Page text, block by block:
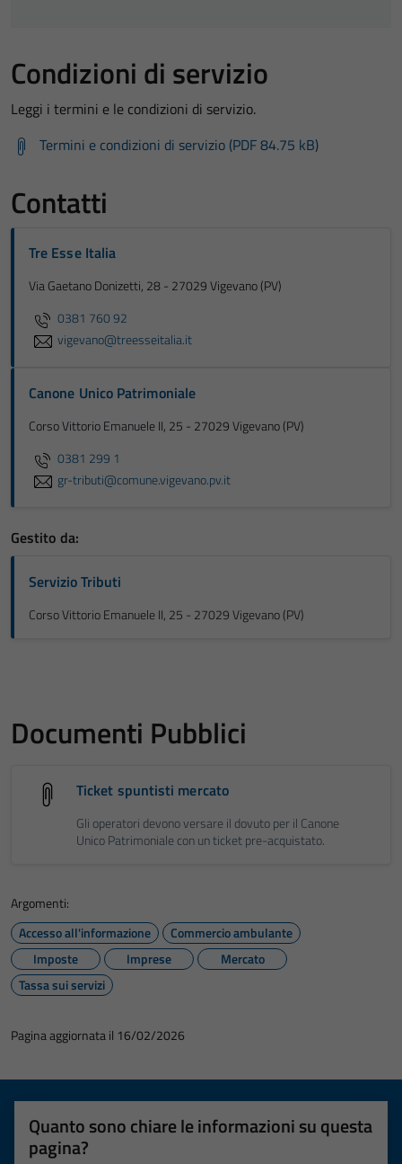
Condizioni di servizio
Leggi i termini e le condizioni di servizio.
Termini e condizioni di servizio (PDF 84.75 kB)
Contatti
Tre Esse Italia
Via Gaetano Donizetti, 28 - 27029 Vigevano (PV)
0381 760 92
vigevano@treesseitalia.it
Canone Unico Patrimoniale
Corso Vittorio Emanuele II, 25 - 27029 Vigevano (PV)
0381 299 1
gr-tributi@comune.vigevano.pv.it
Gestito da:
Servizio Tributi
Corso Vittorio Emanuele II, 25 - 27029 Vigevano (PV)
Documenti Pubblici
Ticket spuntisti mercato
Gli operatori devono versare il dovuto per il Canone
Unico Patrimoniale con un ticket pre-acquistato.
Argomenti:
Accesso all'informazione
Commercio ambulante
Imposte
Imprese
Mercato
Tassa sui servizi
Pagina aggiornata il 16/02/2026
Quanto sono chiare le informazioni su questa
pagina?